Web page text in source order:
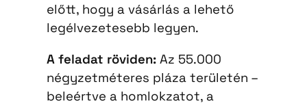
előtt, hogy a vásárlás a lehető
legélvezetesebb legyen.
A feladat röviden: Az 55.000
négyzetméteres pláza területén –
beleértve a homlokzatot, a